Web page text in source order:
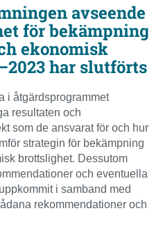
avseende
för bekämpning
ekonomisk
har slutförts
i åtgärdsprogrammet
resultaten och
som de ansvarat för och hur
strategin för bekämpning
brottslighet. Dessutom
och eventuella
i samband med
rekommendationer och